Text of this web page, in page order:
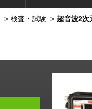
> 検査・試験 > 超音波2次